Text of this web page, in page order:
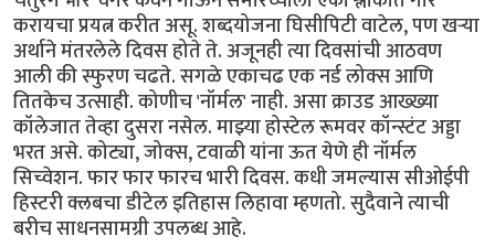
करायचा प्रयत्न करीत असू. शब्दयोजना घिसीपिटी वाटेल, पण खर्‍या
अर्थाने मंतरलेले दिवस होते ते. अजूनही त्या दिवसांची आठवण
आली की स्फुरण चढते. सगळे एकाचढ एक नर्ड लोक्स आणि
तितकेच उत्साही. कोणीच 'नॉर्मल' नाही. असा क्राउड आख्ख्या
कॉलेजात तेव्हा दुसरा नसेल. माझ्या होस्टेल रूमवर कॉन्स्टंट अड्डा
भरत असे. कोट्या, जोक्स, टवाळी यांना ऊत येणे ही नॉर्मल
सिच्वेशन. फार फार फारच भारी दिवस. कधी जमल्यास सीओईपी
हिस्टरी क्लबचा डीटेल इतिहास लिहावा म्हणतो. सुदैवाने त्याची
बरीच साधनसामग्री उपलब्ध आहे.